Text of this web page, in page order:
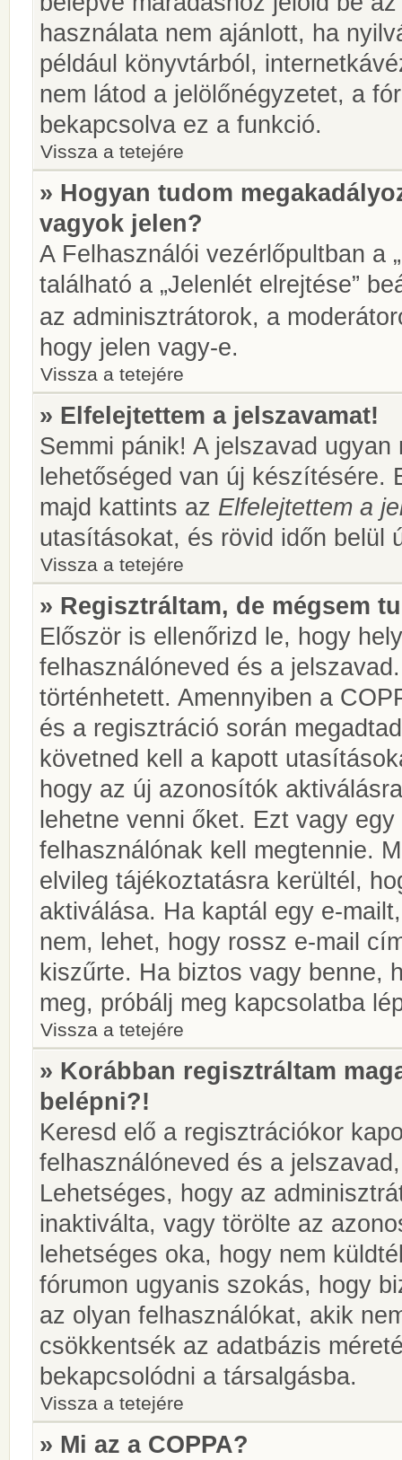
használata nem ajánlott, ha
például könyvtárból,
nem látod a jelölőnégyzetet, a
bekapcsolva ez a funkció.
Vissza a tetejére
» Hogyan tudom
vagyok jelen?
A Felhasználói vezérlőpultban a
található a „Jelenlét elrejtése”
az adminisztrátorok, a
hogy jelen vagy-e.
Vissza a tetejére
» Elfelejtettem a jelszavamat!
Semmi pánik! A jelszavad
lehetőséged van új készítésére.
majd kattints az Elfelejtettem a
utasításokat, és rövid időn belül
Vissza a tetejére
» Regisztráltam, de mégsem
Először is ellenőrizd le, hogy
felhasználóneved és a
történhetett. Amennyiben a
és a regisztráció során
követned kell a kapott
hogy az új azonosítók
lehetne venni őket. Ezt vagy
felhasználónak kell megtennie.
elvileg tájékoztatásra kerültél,
aktiválása. Ha kaptál egy e-
nem, lehet, hogy rossz e-mail
kiszűrte. Ha biztos vagy benne,
meg, próbálj meg kapcsolatba
Vissza a tetejére
» Korábban regisztráltam
belépni?!
Keresd elő a regisztrációkor
felhasználóneved és a
Lehetséges, hogy az
inaktiválta, vagy törölte az
lehetséges oka, hogy nem
fórumon ugyanis szokás, hogy
az olyan felhasználókat, akik
csökkentsék az adatbázis
bekapcsolódni a társalgásba.
Vissza a tetejére
» Mi az a COPPA?